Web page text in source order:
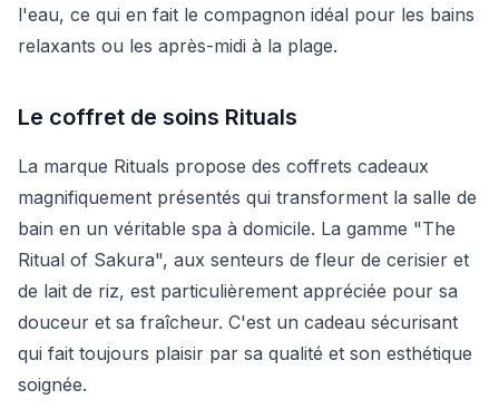
l'eau, ce qui en fait le compagnon idéal pour les bains
relaxants ou les après-midi à la plage.
Le coffret de soins Rituals
La marque Rituals propose des coffrets cadeaux
magnifiquement présentés qui transforment la salle de
bain en un véritable spa à domicile. La gamme "The
Ritual of Sakura", aux senteurs de fleur de cerisier et
de lait de riz, est particulièrement appréciée pour sa
douceur et sa fraîcheur. C'est un cadeau sécurisant
qui fait toujours plaisir par sa qualité et son esthétique
soignée.